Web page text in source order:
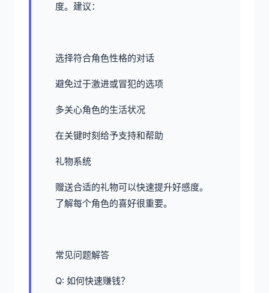
度。建议：
选择符合角色性格的对话
避免过于激进或冒犯的选项
多关心角色的生活状况
在关键时刻给予支持和帮助
礼物系统
赠送合适的礼物可以快速提升好感度。
了解每个角色的喜好很重要。
常见问题解答
Q: 如何快速赚钱？